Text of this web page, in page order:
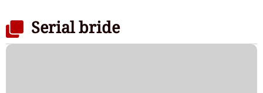
Serial bride